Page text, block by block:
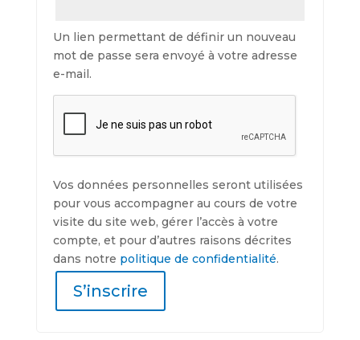
Un lien permettant de définir un nouveau
mot de passe sera envoyé à votre adresse
e-mail.
Vos données personnelles seront utilisées
pour vous accompagner au cours de votre
visite du site web, gérer l’accès à votre
compte, et pour d’autres raisons décrites
dans notre politique de confidentialité.
S’inscrire